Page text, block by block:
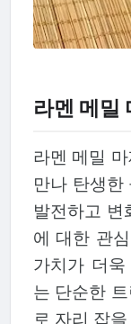
라멘 메밀
라멘 메밀
만나 탄생한
발전하고 변
에 대한 관
가치가 더
는 단순한
로 자리 잡